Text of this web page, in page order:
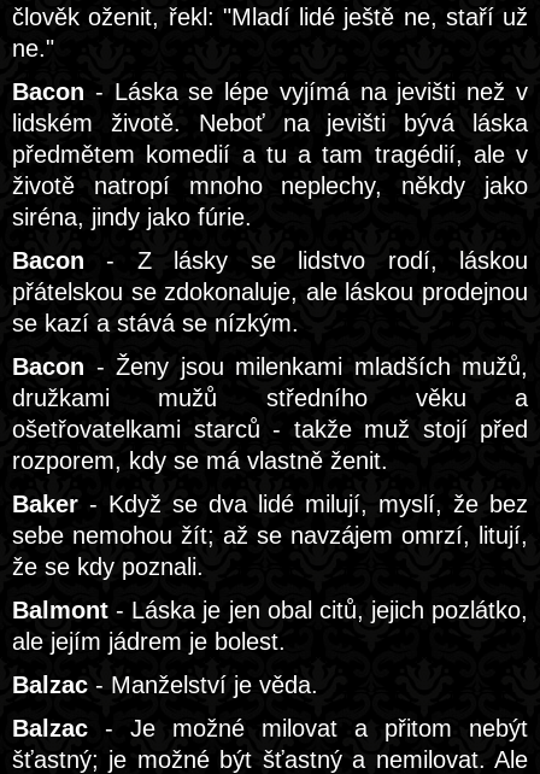
člověk oženit, řekl: "Mladí lidé ještě ne, staří už
ne."
Bacon - Láska se lépe vyjímá na jevišti než v
lidském životě. Neboť na jevišti bývá láska
předmětem komedií a tu a tam tragédií, ale v
životě natropí mnoho neplechy, někdy jako
siréna, jindy jako fúrie.
Bacon - Z lásky se lidstvo rodí, láskou
přátelskou se zdokonaluje, ale láskou prodejnou
se kazí a stává se nízkým.
Bacon - Ženy jsou milenkami mladších mužů,
družkami mužů středního věku a
ošetřovatelkami starců - takže muž stojí před
rozporem, kdy se má vlastně ženit.
Baker - Když se dva lidé milují, myslí, že bez
sebe nemohou žít; až se navzájem omrzí, litují,
že se kdy poznali.
Balmont - Láska je jen obal citů, jejich pozlátko,
ale jejím jádrem je bolest.
Balzac - Manželství je věda.
Balzac - Je možné milovat a přitom nebýt
šťastný; je možné být šťastný a nemilovat. Ale